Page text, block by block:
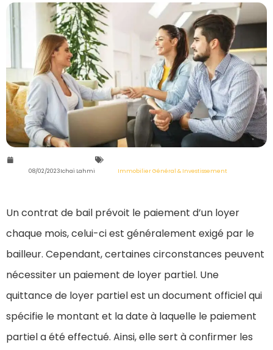
08/02/2023Ichaï Lahmi Immobilier Général & Investissement
Un contrat de bail prévoit le paiement d’un loyer
chaque mois, celui-ci est généralement exigé par le
bailleur. Cependant, certaines circonstances peuvent
nécessiter un paiement de loyer partiel. Une
quittance de loyer partiel est un document officiel qui
spécifie le montant et la date à laquelle le paiement
partiel a été effectué. Ainsi, elle sert à confirmer les